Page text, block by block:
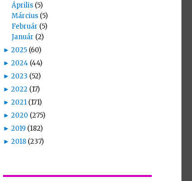
Április (5)
Március (5)
Február (5)
Január (2)
► 2025 (60)
► 2024 (44)
► 2023 (52)
► 2022 (17)
► 2021 (171)
► 2020 (275)
► 2019 (182)
► 2018 (237)